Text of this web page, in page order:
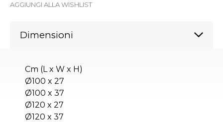
AGGIUNGI ALLA WISHLIST
Dimensioni
Cm (L x W x H)
Ø100 x 27
Ø100 x 37
Ø120 x 27
Ø120 x 37